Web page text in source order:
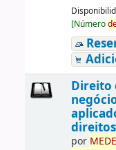
[Número
Direito
por MEDE